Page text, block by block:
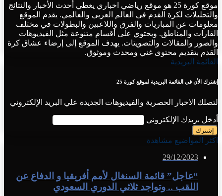
موقع كورة 25 هو موقع رياضي اخباري يغطي أحدث الأخبار والنتائج
والتحليلات لكرة القدم في العالم العربي والعالمي. يقدم الموقع
معلومات عن المباريات والفرق واللاعبين والبطولات في مختلف
القارات والمناطق. ويحتوي على أقسام متنوعة مثل الفيديوهات
والصور والمقالات والتصويتات. يهدف الموقع إلى إرضاء عشاق كرة
القدم بتقديم محتوى غني ومحدث وموثوق.
القائمة البريدية
إشترك الأن في القائمة البريدية لموقع كورة 25
لتصلك الاخبار الحصرية والفيديوهات الجديدة علي البريد الإلكتروني
أدخل بريدك الإلكتروني
اكثر المواضيع مشاهدة
29/12/2023
“عاجل” قائمة السنغال لأمم أفريقيا و الدفاع عن
اللقب .. وتواجد ثلاثي الدوري السعودي